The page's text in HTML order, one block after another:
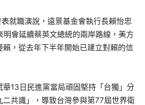
就職演說，遠景基金會執行長賴怡忠
明會延續蔡英文總統的兩岸路線，美方
，從去年下半年開始已建立對賴的信
華13日民進黨當局頑固堅持「台獨」分
共識」，導致台灣參與第77屆世界衛